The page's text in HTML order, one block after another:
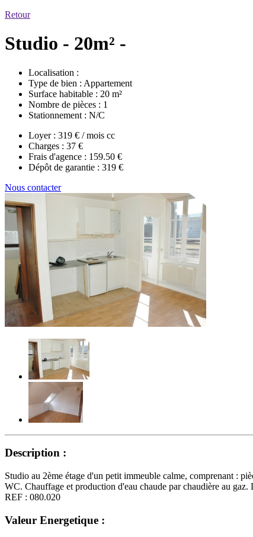
Retour
Studio - 20m² -
Localisation :
Type de bien : Appartement
Surface habitable : 20 m²
Nombre de pièces : 1
Stationnement : N/C
Loyer : 319 € / mois cc
Charges : 37 €
Frais d'agence : 159.50 €
Dépôt de garantie : 319 €
Nous contacter
Description :
Studio au 2ème étage d'un petit immeuble calme, comprenant :
WC. Chauffage et production d'eau chaude par chaudière au
REF : 080.020
Valeur Energetique :